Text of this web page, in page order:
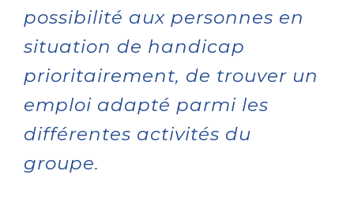
possibilité aux personnes en
situation de handicap
prioritairement, de trouver un
emploi adapté parmi les
différentes activités du
groupe.